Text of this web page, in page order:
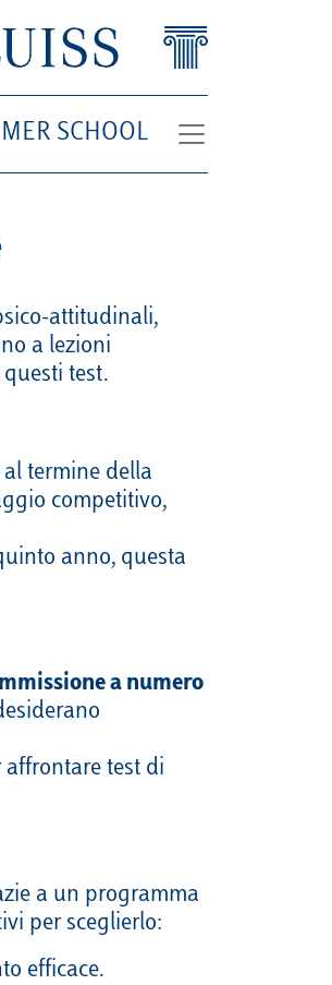
SCHOOL
attitudinali,
a lezioni
test.
termine della
competitivo,
anno, questa
a numero
test di
a un programma
per sceglierlo:
efficace.